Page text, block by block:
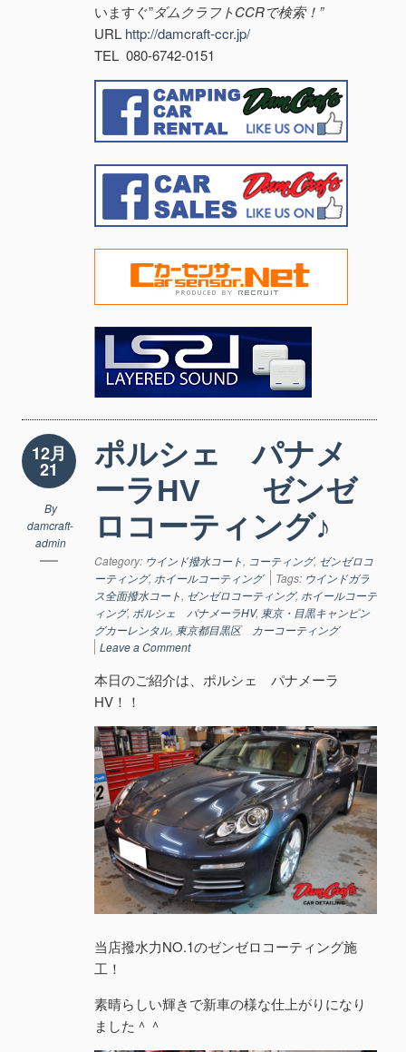
いますぐ”ダムクラフトCCRで検索！”
URL http://damcraft-ccr.jp/
TEL 080-6742-0151
12月
21
By
damcraft-
admin
ポルシェ パナメ
ーラHV ゼンゼ
ロコーティング♪
Category: ウインド撥水コート, コーティング, ゼンゼロコ
ーティング, ホイールコーティング Tags: ウインドガラ
ス全面撥水コート, ゼンゼロコーティング, ホイールコーテ
ィング, ポルシェ パナメーラHV, 東京・目黒キャンピン
グカーレンタル, 東京都目黒区 カーコーティング
Leave a Comment
本日のご紹介は、ポルシェ パナメーラ
HV！！
当店撥水力NO.1のゼンゼロコーティング施
工！
素晴らしい輝きで新車の様な仕上がりになり
ました＾＾